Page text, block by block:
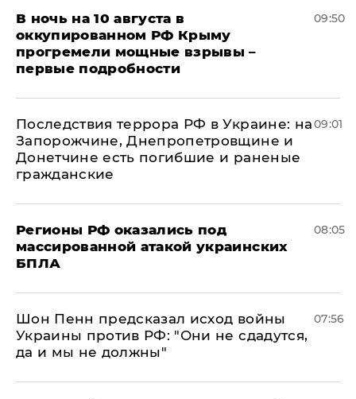
В ночь на 10 августа в
оккупированном РФ Крыму
прогремели мощные взрывы –
первые подробности
09:50
Последствия террора РФ в Украине: на
Запорожчине, Днепропетровщине и
Донетчине есть погибшие и раненые
гражданские
09:01
Регионы РФ оказались под
массированной атакой украинских
БПЛА
08:05
Шон Пенн предсказал исход войны
Украины против РФ: "Они не сдадутся,
да и мы не должны"
07:56